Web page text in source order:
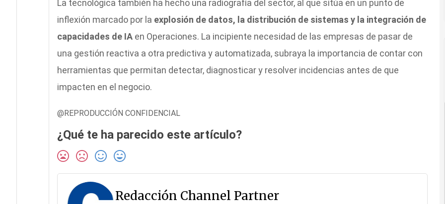
La tecnológica también ha hecho una radiografía del sector, al que sitúa en un punto de
inflexión marcado por la explosión de datos, la distribución de sistemas y la integración de
capacidades de IAen Operaciones. La incipiente necesidad de las empresas de pasar de
una gestión reactiva a otra predictiva y automatizada, subraya la importancia de contar con
herramientas que permitan detectar, diagnosticar y resolver incidencias antes de que
impacten en el negocio.
@REPRODUCCIÓN CONFIDENCIAL
¿Qué te ha parecido este artículo?
Redacción Channel Partner